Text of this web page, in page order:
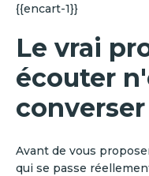
{{encart-1}}
Le vrai
écouter
converser
Avant de vous
qui se passe